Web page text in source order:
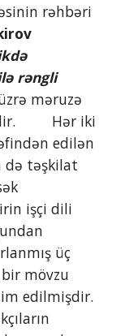
rəhbəri
rəngli
məruzə
Hər iki
edilən
də təşkilat
işçi dili
üç
mövzu
edilmişdir.